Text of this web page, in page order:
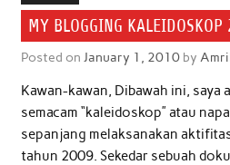
MY BLOGGING KALEIDOSKOP
Posted on January 1, 2010by
Kawan-kawan, Dibawah ini, saya
semacam “kaleidoskop” atau
sepanjang melaksanakan
tahun 2009. Sekedar sebuah